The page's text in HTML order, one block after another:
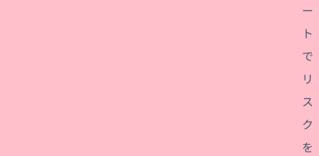
ー
ト
で
リ
ス
ク
を